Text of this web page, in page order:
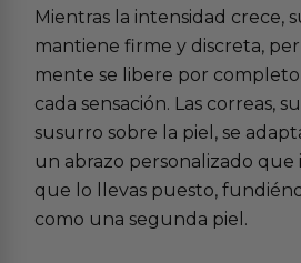
Mientras la intensidad crece,
mantiene firme y discreta,
mente se libere por completo
cada sensación. Las correas,
susurro sobre la piel, se
un abrazo personalizado que
que lo llevas puesto,
como una segunda piel.